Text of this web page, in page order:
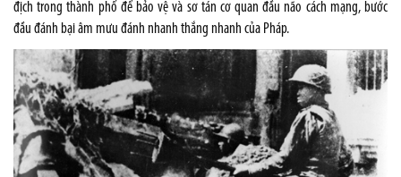
địch trong thành phố để bảo vệ và sơ tán cơ quan đầu não cách mạng, bước
đầu đánh bại âm mưu đánh nhanh thắng nhanh của Pháp.